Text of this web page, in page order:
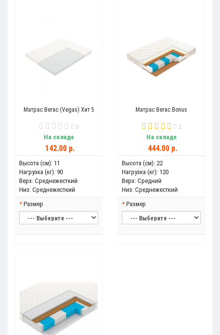
Матрас Вегас (Vegas) Хит 5
0
На складе
142.00 р.
Высота (см): 11
Нагрузка (кг): 90
Верх: Среднежесткий
Низ: Среднежесткий
Размер
Матрас Вегас Bonus
2
На складе
444.00 р.
Высота (см): 22
Нагрузка (кг): 120
Верх: Средний
Низ: Среднежесткий
Размер